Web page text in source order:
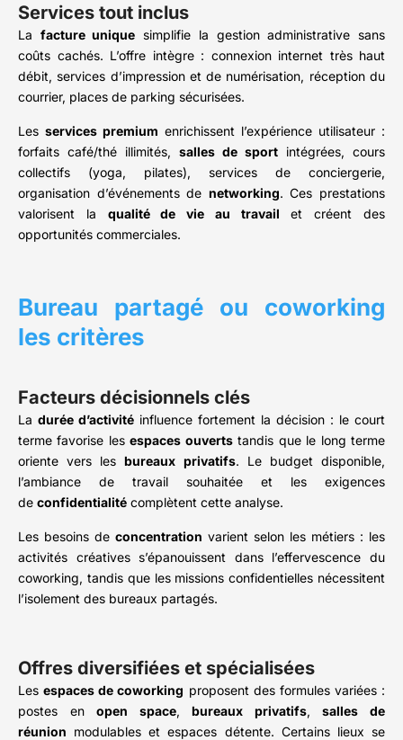
Services tout inclus
La facture unique simplifie la gestion administrative sans
coûts cachés. L’offre intègre : connexion internet très haut
débit, services d’impression et de numérisation, réception du
courrier, places de parking sécurisées.
Les services premium enrichissent l’expérience utilisateur :
forfaits café/thé illimités, salles de sport intégrées, cours
collectifs (yoga, pilates), services de conciergerie,
organisation d’événements de networking. Ces prestations
valorisent la qualité de vie au travail et créent des
opportunités commerciales.
Bureau partagé ou coworking
les critères
Facteurs décisionnels clés
La durée d’activité influence fortement la décision : le court
terme favorise lesespaces ouvertstandis que le long terme
oriente vers lesbureaux privatifs. Le budget disponible,
l’ambiance de travail souhaitée et les exigences
de confidentialité complètent cette analyse.
Les besoins de concentration varient selon les métiers : les
activités créatives s’épanouissent dans l’effervescence du
coworking, tandis que les missions confidentielles nécessitent
l’isolement des bureaux partagés.
Offres diversifiées et spécialisées
Lesespaces de coworking proposent des formules variées :
postes enopen space,bureaux privatifs,salles de
réunion modulables et espaces détente. Certains lieux se